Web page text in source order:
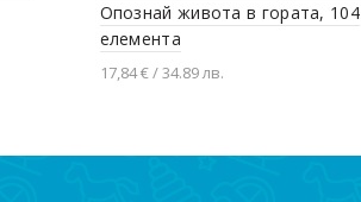
Опознай живота в гората, 104
елемента
17,84 € / 34.89 лв.